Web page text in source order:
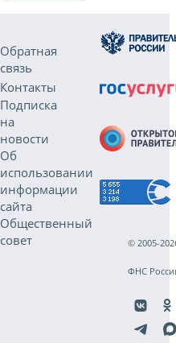
Обратная
связь
Контакты
Подписка
на
новости
Об
использовании
информации
сайта
Общественный
совет
© 2005-
ФНС